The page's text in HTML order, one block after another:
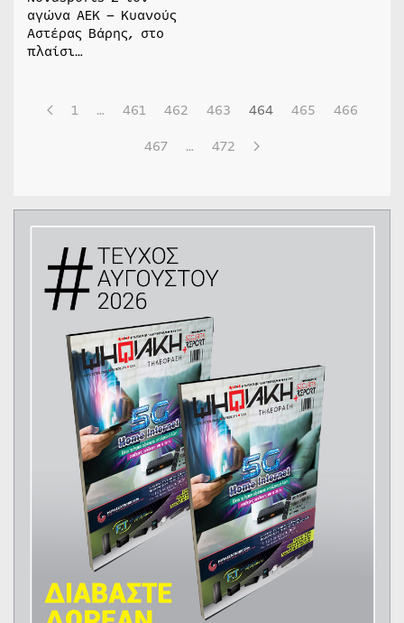
αγώνα ΑΕΚ – Κυανούς
Αστέρας Βάρης, στο
πλαίσι…
1 … 461 462 463 464 465
466
467
… 472